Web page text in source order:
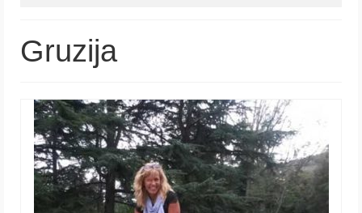
Gruzija
Portugāle
ASV
Melnkalne
Grieķija
Gruzija